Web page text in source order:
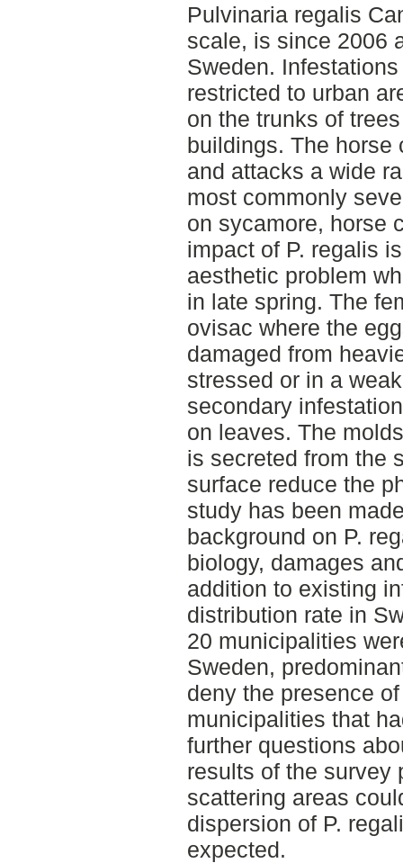
Pulvinaria regalis
scale, is since 2006
Sweden.
restricted to urban
on the trunks of
buildings. The horse
and attacks a wide
most commonly
on sycamore, horse
impact of P. regalis
aesthetic problem
in late spring. The
ovisac where the
damaged from
stressed or in a
secondary
on leaves. The
is secreted from the
surface reduce the
study has been
background on P.
biology, damages
addition to existing
distribution rate in
20 municipalities
Sweden,
deny the presence
municipalities that
further questions
results of the survey
scattering areas
dispersion of P.
expected.